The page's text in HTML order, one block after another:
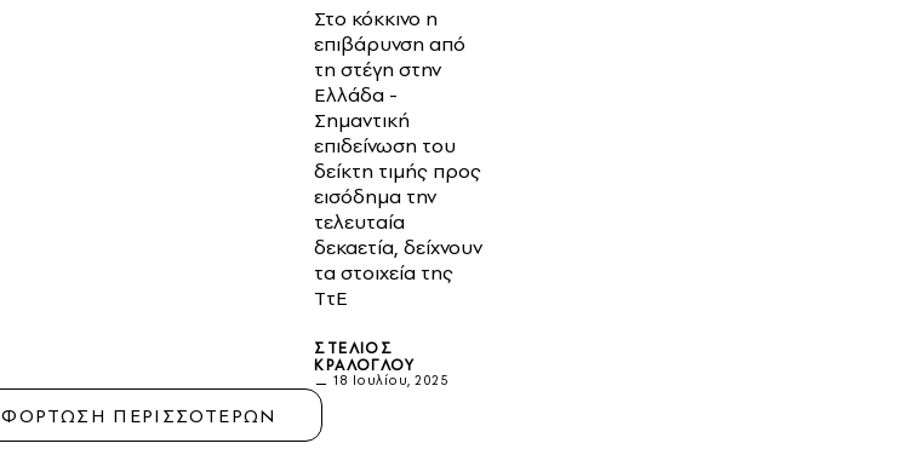
Στο κόκκινο η
επιβάρυνση από
τη στέγη στην
Ελλάδα -
Σημαντική
επιδείνωση του
δείκτη τιμής προς
εισόδημα την
τελευταία
δεκαετία, δείχνουν
τα στοιχεία της
ΤτΕ
ΣΤΈΛΙΟΣ
ΚΡΆΛΟΓΛΟΥ
18 Ιουλίου, 2025
ΦΟΡΤΩΣΗ ΠΕΡΙΣΣΟΤΕΡΩΝ